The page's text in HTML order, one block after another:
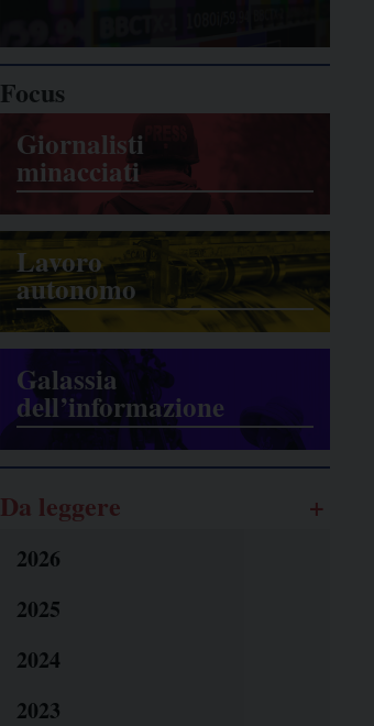
Focus
Giornalisti
minacciati
Lavoro
autonomo
Galassia
dell’informazione
Da leggere
2026
2025
2024
2023